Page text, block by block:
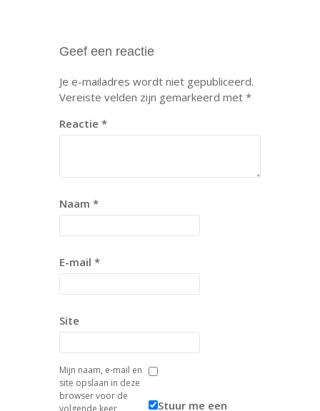
Geef een reactie
Je e-mailadres wordt niet gepubliceerd.
Vereiste velden zijn gemarkeerd met *
Reactie *
Naam *
E-mail *
Site
Mijn naam, e-mail en
site opslaan in deze
browser voor de
volgende keer
Stuur me een